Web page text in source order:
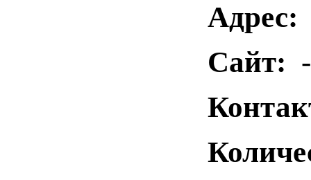
Адрес:
Сайт: -